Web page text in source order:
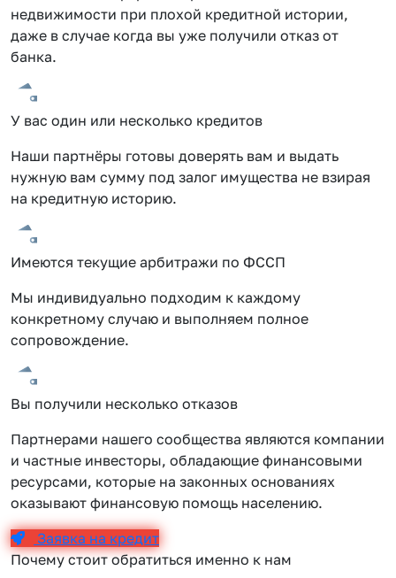
недвижимости при плохой кредитной истории,
даже в случае когда вы уже получили отказ от
банка.
У вас один или несколько кредитов
Наши партнёры готовы доверять вам и выдать
нужную вам сумму под залог имущества не взирая
на кредитную историю.
Имеются текущие арбитражи по ФССП
Мы индивидуально подходим к каждому
конкретному случаю и выполняем полное
сопровождение.
Вы получили несколько отказов
Партнерами нашего сообщества являются компании
и частные инвесторы, обладающие финансовыми
ресурсами, которые на законных основаниях
оказывают финансовую помощь населению.
Заявка на кредит
Почему стоит обратиться именно к нам